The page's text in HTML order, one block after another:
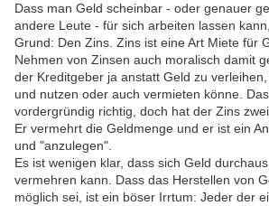
Dass man Geld scheinbar - oder genauer
andere Leute - für sich arbeiten lassen
Grund: Den Zins. Zins ist eine Art Miete für
Nehmen von Zinsen auch moralisch damit
der Kreditgeber ja anstatt Geld zu
und nutzen oder auch vermieten könne.
vordergründig richtig, doch hat der Zins
Er vermehrt die Geldmenge und er ist ein
und "anzulegen".
Es ist wenigen klar, dass sich Geld
vermehren kann. Dass das Herstellen von
möglich sei, ist ein böser Irrtum: Jeder der